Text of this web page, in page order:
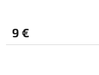
9 €